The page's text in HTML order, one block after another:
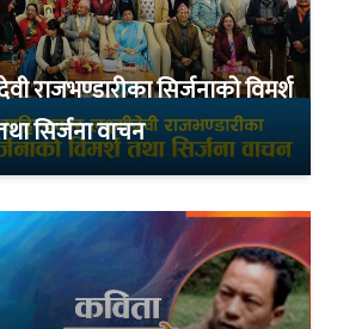
राजभण्डारीका सिर्जनाको विमर्श
सिर्जना वाचन